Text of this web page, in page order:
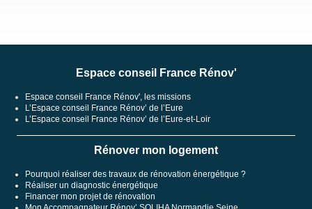
Espace conseil France Rénov'
Espace conseil France Rénov', les missions
L’Espace conseil France Rénov’ de l’Eure
L’Espace conseil France Rénov’ de l’Eure-et-Loir
Rénover mon logement
Pourquoi réaliser des travaux de rénovation énergétique ?
Réaliser un diagnostic énergétique
Financer mon projet de rénovation